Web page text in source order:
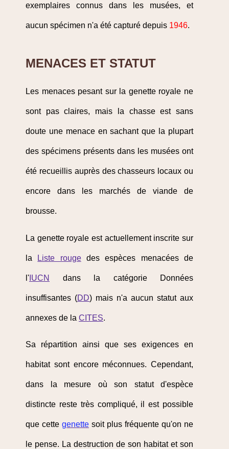
exemplaires connus dans les musées, et
aucun spécimen n'a été capturé depuis 1946.
MENACES ET STATUT
Les menaces pesant sur la genette royale ne
sont pas claires, mais la chasse est sans
doute une menace en sachant que la plupart
des spécimens présents dans les musées ont
été recueillis auprès des chasseurs locaux ou
encore dans les marchés de viande de
brousse.
La genette royale est actuellement inscrite sur
la Liste rougedes espèces menacées de
l' IUCN dans la catégorie Données
insuffisantes (DD) mais n'a aucun statut aux
annexes de la CITES.
Sa répartition ainsi que ses exigences en
habitat sont encore méconnues. Cependant,
dans la mesure où son statut d'espèce
distincte reste très compliqué, il est possible
que cette genette soit plus fréquente qu'on ne
le pense. La destruction de son habitat et son